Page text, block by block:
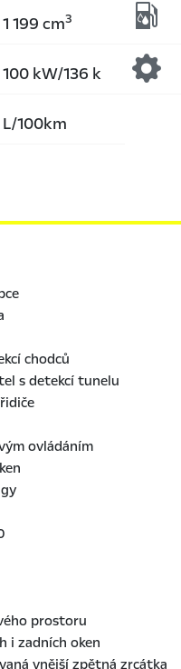
1 199 cm3 
100 kW/136 k
l/100km
chodců
s detekcí tunelu
ovládáním
prostoru
i zadních oken
vnější zpětná zrcátka